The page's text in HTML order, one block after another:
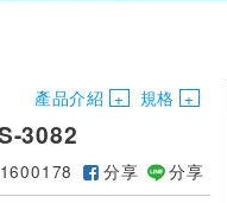
產品介紹 規格
3082
分享 分享